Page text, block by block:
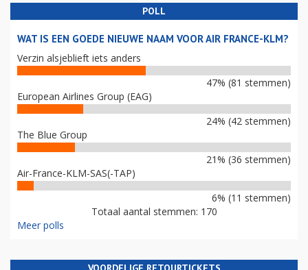
POLL
WAT IS EEN GOEDE NIEUWE NAAM VOOR AIR FRANCE-KLM?
Verzin alsjeblieft iets anders
47% (81 stemmen)
European Airlines Group (EAG)
24% (42 stemmen)
The Blue Group
21% (36 stemmen)
Air-France-KLM-SAS(-TAP)
6% (11 stemmen)
Totaal aantal stemmen: 170
Meer polls